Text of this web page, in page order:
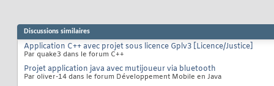
Discussions similaires
Application C++ avec projet sous licence Gplv3 [Licence/Justice]
Par quake3 dans le forum C++
Projet application java avec mutijoueur via bluetooth
Par oliver-14 dans le forum Développement Mobile en Java